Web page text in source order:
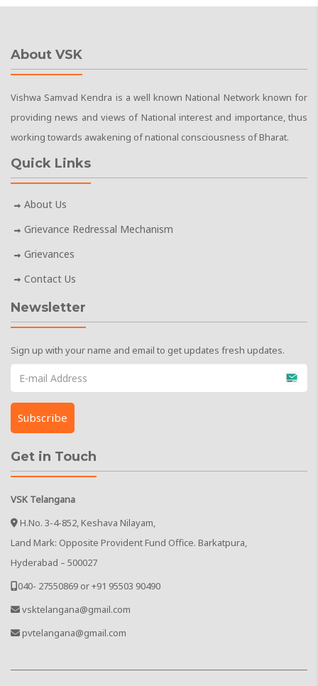
About VSK
Vishwa Samvad Kendra is a well known National Network known for
providing news and views of National interest and importance, thus
working towards awakening of national consciousness of Bharat.
Quick Links
About Us
Grievance Redressal Mechanism
Grievances
Contact Us
Newsletter
Sign up with your name and email to get updates fresh updates.
Get in Touch
VSK Telangana
H.No. 3-4-852, Keshava Nilayam,
Land Mark: Opposite Provident Fund Office. Barkatpura,
Hyderabad – 500027
040- 27550869 or +91 95503 90490
vsktelangana@gmail.com
pvtelangana@gmail.com